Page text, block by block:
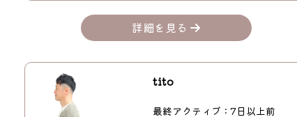
詳細を見る
tito
最終アクティブ：7日以上前